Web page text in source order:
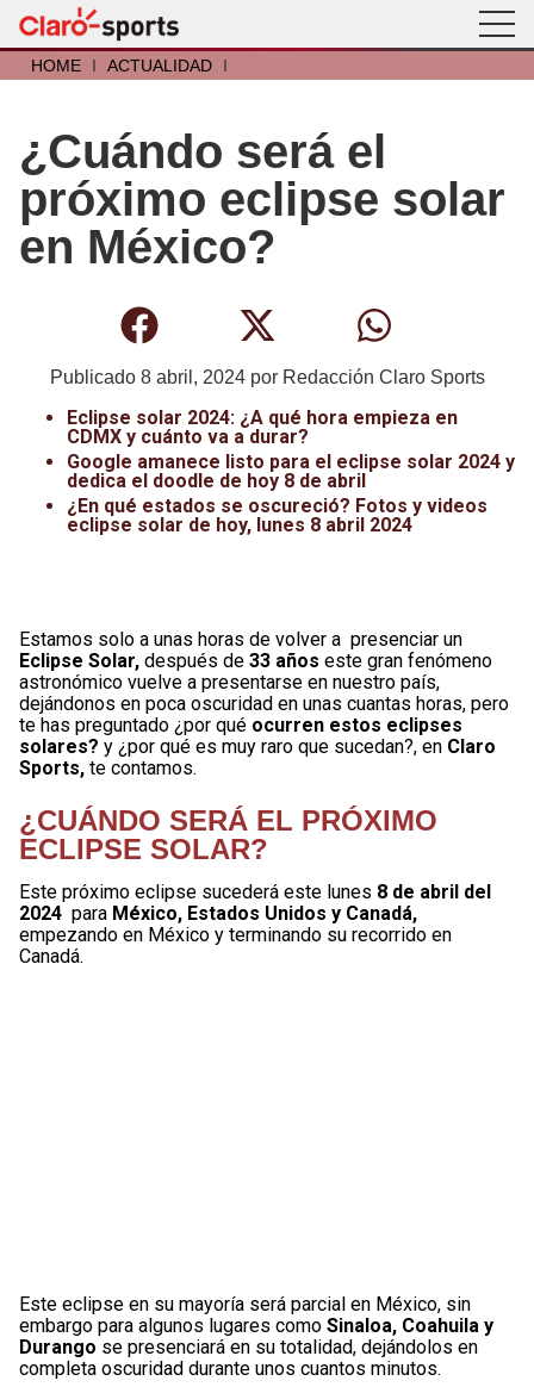
HOME I ACTUALIDAD I
¿Cuándo será el
próximo eclipse solar
en México?
Publicado 8 abril, 2024por Redacción Claro Sports
Eclipse solar 2024: ¿A qué hora empieza en
CDMX y cuánto va a durar?
Google amanece listo para el eclipse solar 2024 y
dedica el doodle de hoy 8 de abril
¿En qué estados se oscureció? Fotos y videos
eclipse solar de hoy, lunes 8 abril 2024
Estamos solo a unas horas de volver a presenciar un
Eclipse Solar, después de 33 años este gran fenómeno
astronómico vuelve a presentarse en nuestro país,
dejándonos en poca oscuridad en unas cuantas horas, pero
te has preguntado ¿por qué ocurren estos eclipses
solares? y ¿por qué es muy raro que sucedan?, en Claro
Sports, te contamos.
¿CUÁNDO SERÁ EL PRÓXIMO
ECLIPSE SOLAR?
Este próximo eclipse sucederá este lunes 8 de abril del
2024 para México, Estados Unidos y Canadá,
empezando en México y terminando su recorrido en
Canadá.
Este eclipse en su mayoría será parcial en México, sin
embargo para algunos lugares como Sinaloa, Coahuila y
Durango se presenciará en su totalidad, dejándolos en
completa oscuridad durante unos cuantos minutos.